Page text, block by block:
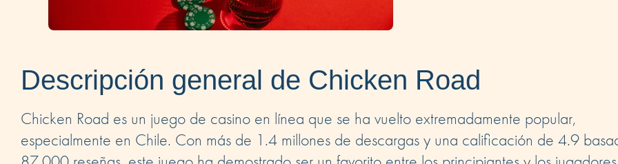
Descripción general de Chicken Road
Chicken Road es un juego de casino en línea que se ha vuelto extremadamente popular,
especialmente en Chile. Con más de 1.4 millones de descargas y una calificación de 4.9